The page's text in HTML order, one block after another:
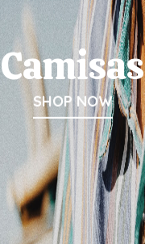
Camisas
SHOP NOW